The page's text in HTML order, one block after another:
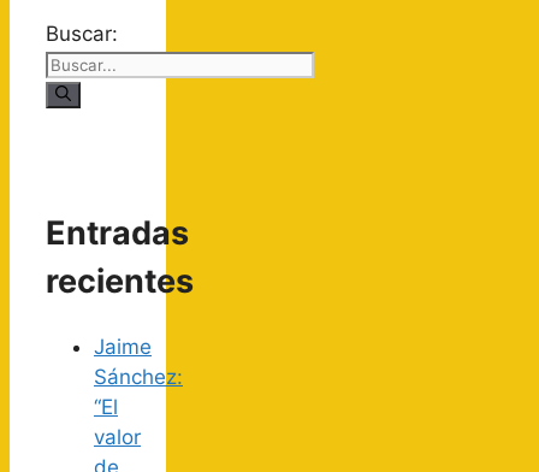
Buscar:
Entradas
recientes
Jaime
Sánchez:
“El
valor